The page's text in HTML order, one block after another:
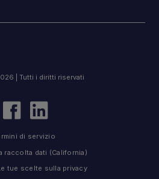
| Tutti i diritti riservati
di servizio
raccolta dati (California)
tue scelte sulla privacy